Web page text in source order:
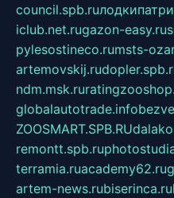
council.spb.ru
iclub.net.rugazon-easy.ru
pylesostineco.rumsts-
artemovskij.ru
ndm.msk.ru
globalautotrade.info
ZOOSMART.SPB.RU
remontt.spb.ru
terramia.ruacademy62.ru
artem-news.rubiserinca.ru